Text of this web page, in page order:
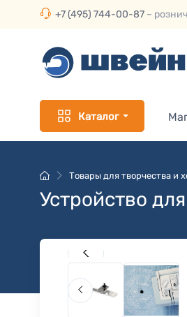
+7 (495) 744-00-87 –
Каталог
Товары для творчества и
Устройство